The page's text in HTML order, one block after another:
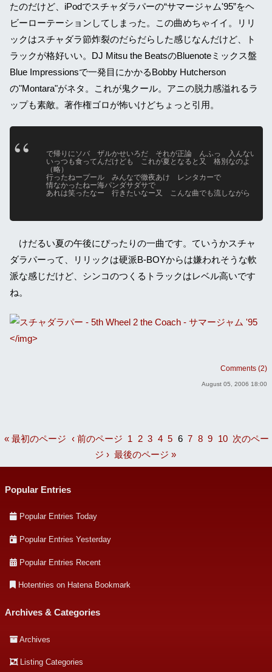
たのだけど、iPodでスチャダラパーの“サマージャム'95”をヘ
ビーローテーションしてしまった。この曲めちゃイイ。リリ
ックはスチャダラ節炸裂のだらだらした感じなんだけど、ト
ラックが格好いい。DJ Mitsu the BeatsのBluenoteミックス盤
Blue Impressionsで一発目にかかるBobby Hutcherson
の"Montara"がネタ。これが鬼クール。アニの脱力感溢れるラ
ップも素敵。著作権ゴロが怖いけどちょっと引用。
で帰りにソバ　ザルかせいろだ　それが正論　んふっ　入んないから
いっつも食ってんだけども　これが夏となると又　格別なのよ
（略）
行ったねープール　みんなで徹夜あけ　レンタカーで
情なかったねー海パンダサダサで
あれは笑ったなー　行きたいなー又　こんな曲でも流しながら
けだるい夏の午後にぴったりの一曲です。ていうかスチャ
ダラパーって、リリックは硬派B-BOYからは嫌われそうな軟
派な感じだけど、シンコのつくるトラックはレベル高いです
ね。
</img>
Comments (2)
August 05, 2006 18:00
« 最初のページ ‹ 前のページ 1 2 3 4 5 6 7 8 9 10 次のペー
ジ › 最後のページ »
Popular Entries
Popular Entries Today
Popular Entries Yesterday
Popular Entries Recent
Hotentries on Hatena Bookmark
Archives & Categories
Archives
Listing Categories